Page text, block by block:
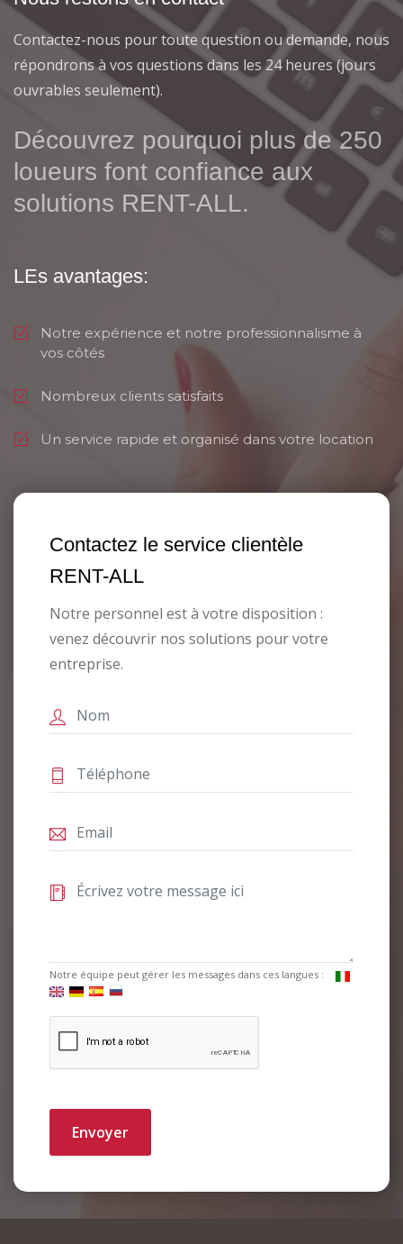
Contactez-nous pour toute question ou demande, nous
répondrons à vos questions dans les 24 heures (jours
ouvrables seulement).
Découvrez pourquoi plus de 250
loueurs font confiance aux
solutions RENT-ALL.
LEs avantages:
Notre expérience et notre professionnalisme à
vos côtés
Nombreux clients satisfaits
Un service rapide et organisé dans votre location
Contactez le service clientèle
RENT-ALL
Notre personnel est à votre disposition :
venez découvrir nos solutions pour votre
entreprise.
Notre équipe peut gérer les messages dans ces langues :
Envoyer